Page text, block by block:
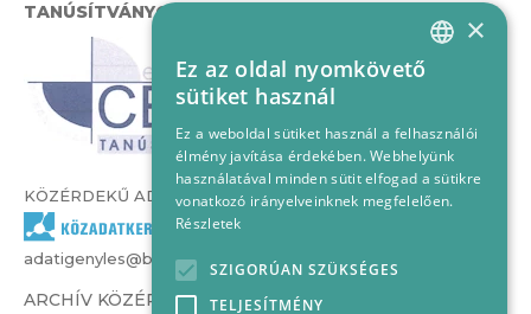
TANÚSÍTVÁNYOK
KÖZÉRDEKŰ ADATOK
adatigenyles@bvcs.hu
ARCHÍV KÖZÉRDEKŰ ADATOK –
HUNGARIAN
×
Ez az oldal nyomkövető
sütiket használ
Ez a weboldal sütiket használ a felhasználói
élmény javítása érdekében. Webhelyünk
használatával minden sütit elfogad a sütikre
vonatkozó irányelveinknek megfelelően.
Részletek
SZIGORÚAN SZÜKSÉGES
TELJESÍTMÉNY